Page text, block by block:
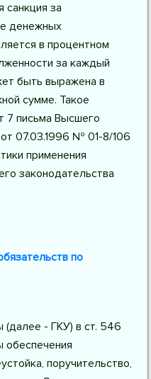
санкция за
денежных
в процентном
за каждый
быть выражена в
сумме. Такое
7 письма Высшего
07.03.1996 № 01-8/106
применения
законодательства
по
(далее - ГКУ) в ст. 546
обеспечения
поручительство,